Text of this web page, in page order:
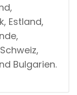
Estland,
Bulgarien.